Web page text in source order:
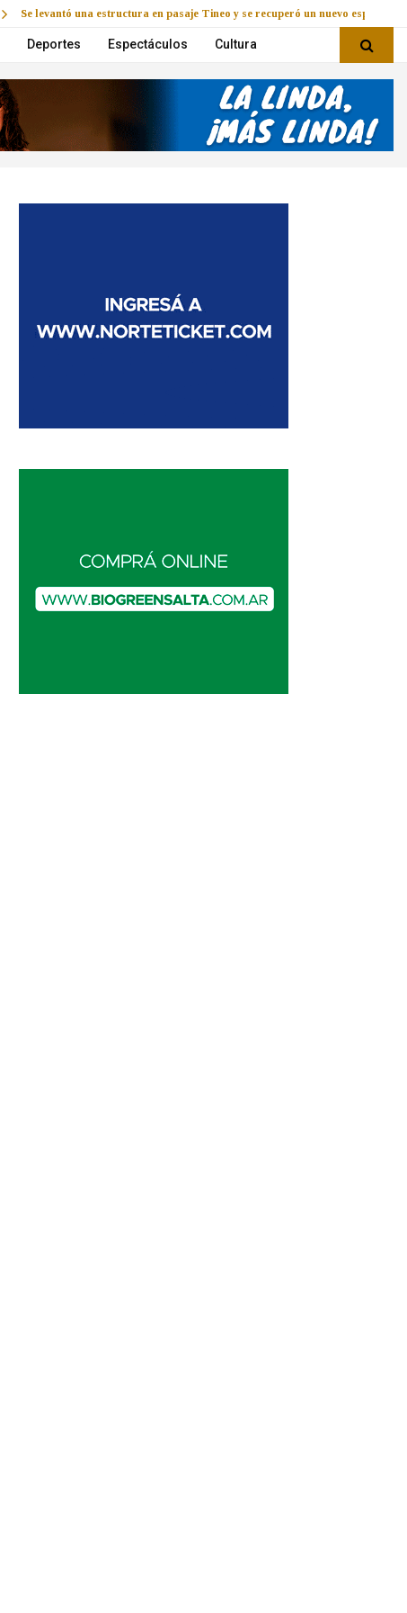
Se levantó una estructura en pasaje Tineo y se recuperó un nuevo espacio
Deportes Espectáculos Cultura